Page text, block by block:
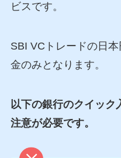
ビスです。
SBI VCトレードの日
金のみとなります。
以下の銀行のクイッ
注意が必要です。